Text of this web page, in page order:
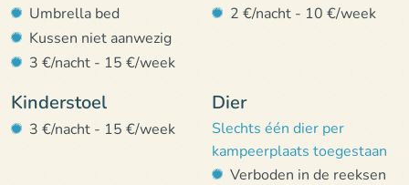
Umbrella bed
Kussen niet aanwezig
3 €/nacht - 15 €/week
2 €/nacht - 10 €/week
Kinderstoel
3 €/nacht - 15 €/week
Dier
Slechts één dier per
kampeerplaats toegestaan
Verboden in de reeksen